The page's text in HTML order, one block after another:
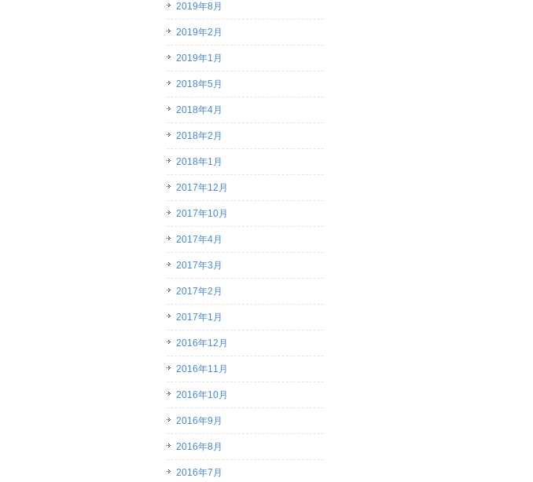
2019年8月
2019年2月
2019年1月
2018年5月
2018年4月
2018年2月
2018年1月
2017年12月
2017年10月
2017年4月
2017年3月
2017年2月
2017年1月
2016年12月
2016年11月
2016年10月
2016年9月
2016年8月
2016年7月